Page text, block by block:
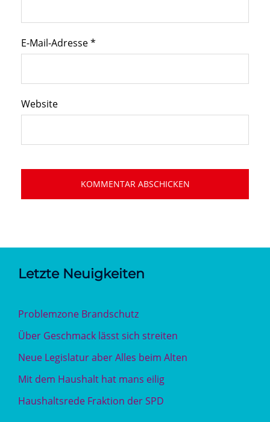
E-Mail-Adresse*
Website
Letzte Neuigkeiten
Problemzone Brandschutz
Über Geschmack lässt sich streiten
Neue Legislatur aber Alles beim Alten
Mit dem Haushalt hat mans eilig
Haushaltsrede Fraktion der SPD